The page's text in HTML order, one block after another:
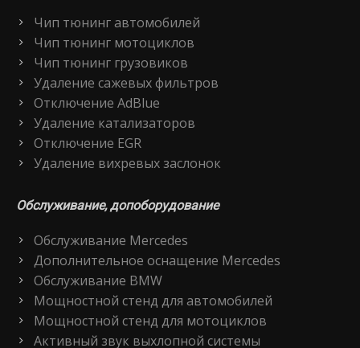
Чип тюнинг автомобилей
Чип тюнинг мотоциклов
Чип тюнинг грузовиков
Удаление сажевых фильтров
Отключение AdBlue
Удаление катализаторов
Отключение EGR
Удаление вихревых заслонок
Обслуживание, допоборудование
Обслуживание Mercedes
Дополнительное оснащение Mercedes
Обслуживание BMW
Мощностной стенд для автомобилей
Мощностной стенд для мотоциклов
Активный звук выхлопной системы